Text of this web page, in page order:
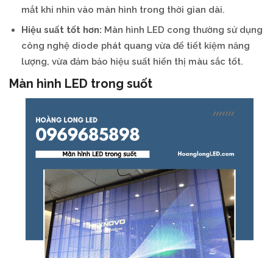
mắt khi nhìn vào màn hình trong thời gian dài.
Hiệu suất tốt hơn: Màn hình LED cong thường sử dụng
công nghệ diode phát quang vừa để tiết kiệm năng
lượng, vừa đảm bảo hiệu suất hiển thị màu sắc tốt.
Màn hình LED trong suốt